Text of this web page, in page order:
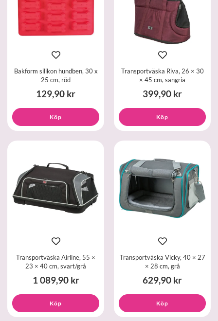
Bakform silikon hundben, 30 x
25 cm, röd
129,90 kr
Köp
Transportväska Riva, 26 × 30
× 45 cm, sangria
399,90 kr
Köp
Transportväska Airline, 55 ×
23 × 40 cm, svart/grå
1 089,90 kr
Köp
Transportväska Vicky, 40 × 27
× 28 cm, grå
629,90 kr
Köp